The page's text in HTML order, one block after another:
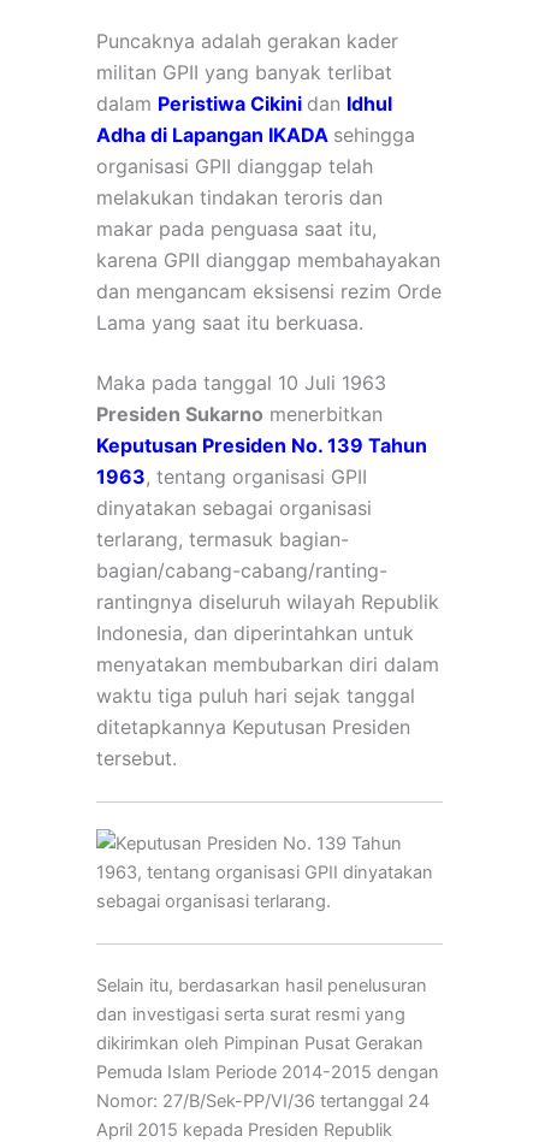
Puncaknya adalah gerakan kader
militan GPII yang banyak terlibat
dalam Peristiwa Cikini dan Idhul
Adha di Lapangan IKADA sehingga
organisasi GPII dianggap telah
melakukan tindakan teroris dan
makar pada penguasa saat itu,
karena GPII dianggap membahayakan
dan mengancam eksisensi rezim Orde
Lama yang saat itu berkuasa.
Maka pada tanggal 10 Juli 1963
Presiden Sukarno menerbitkan
Keputusan Presiden No. 139 Tahun
1963, tentang organisasi GPII
dinyatakan sebagai organisasi
terlarang, termasuk bagian-
bagian/cabang-cabang/ranting-
rantingnya diseluruh wilayah Republik
Indonesia, dan diperintahkan untuk
menyatakan membubarkan diri dalam
waktu tiga puluh hari sejak tanggal
ditetapkannya Keputusan Presiden
tersebut.
Selain itu, berdasarkan hasil penelusuran
dan investigasi serta surat resmi yang
dikirimkan oleh Pimpinan Pusat Gerakan
Pemuda Islam Periode 2014-2015 dengan
Nomor: 27/B/Sek-PP/VI/36 tertanggal 24
April 2015 kepada Presiden Republik